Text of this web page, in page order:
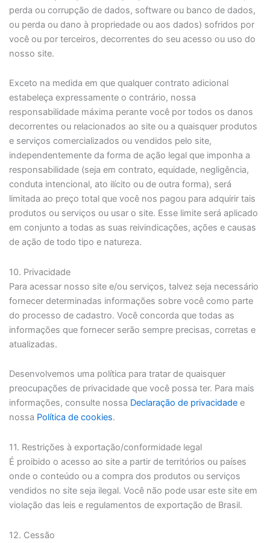
perda ou corrupção de dados, software ou banco de dados,
ou perda ou dano à propriedade ou aos dados) sofridos por
você ou por terceiros, decorrentes do seu acesso ou uso do
nosso site.
Exceto na medida em que qualquer contrato adicional
estabeleça expressamente o contrário, nossa
responsabilidade máxima perante você por todos os danos
decorrentes ou relacionados ao site ou a quaisquer produtos
e serviços comercializados ou vendidos pelo site,
independentemente da forma de ação legal que imponha a
responsabilidade (seja em contrato, equidade, negligência,
conduta intencional, ato ilícito ou de outra forma), será
limitada ao preço total que você nos pagou para adquirir tais
produtos ou serviços ou usar o site. Esse limite será aplicado
em conjunto a todas as suas reivindicações, ações e causas
de ação de todo tipo e natureza.
10. Privacidade
Para acessar nosso site e/ou serviços, talvez seja necessário
fornecer determinadas informações sobre você como parte
do processo de cadastro. Você concorda que todas as
informações que fornecer serão sempre precisas, corretas e
atualizadas.
Desenvolvemos uma política para tratar de quaisquer
preocupações de privacidade que você possa ter. Para mais
informações, consulte nossa Declaração de privacidade e
nossa Política de cookies.
11. Restrições à exportação/conformidade legal
É proibido o acesso ao site a partir de territórios ou países
onde o conteúdo ou a compra dos produtos ou serviços
vendidos no site seja ilegal. Você não pode usar este site em
violação das leis e regulamentos de exportação de Brasil.
12. Cessão